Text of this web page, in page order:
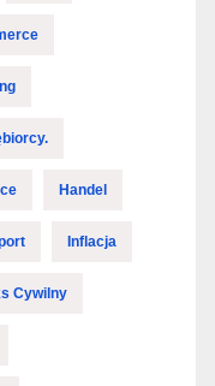
Handel
Inflacja
Cywilny